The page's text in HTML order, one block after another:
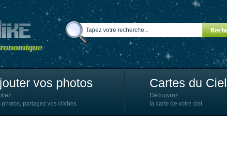
vos photos
photos, partagez vos clichés
Cartes du Ciel
Découvrez
la carte de votre ciel